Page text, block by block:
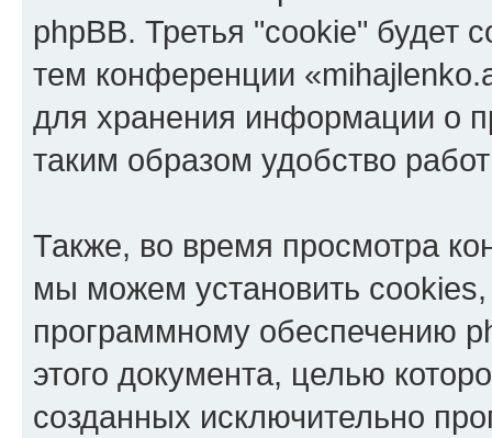
phpBB. Третья "cookie" будет
тем конференции
для хранения информации о
таким образом удобство
Также, во время просмотра
мы можем установить
программному обеспечению
этого документа, целью
созданных исключительно